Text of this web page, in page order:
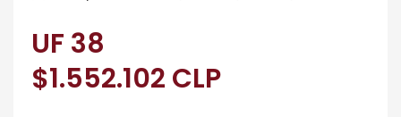
UF 38
$1.552.102 CLP